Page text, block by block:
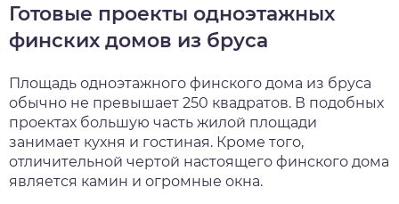
Готовые проекты одноэтажных
финских домов из бруса
Площадь одноэтажного финского дома из бруса
обычно не превышает 250 квадратов. В подобных
проектах большую часть жилой площади
занимает кухня и гостиная. Кроме того,
отличительной чертой настоящего финского дома
является камин и огромные окна.